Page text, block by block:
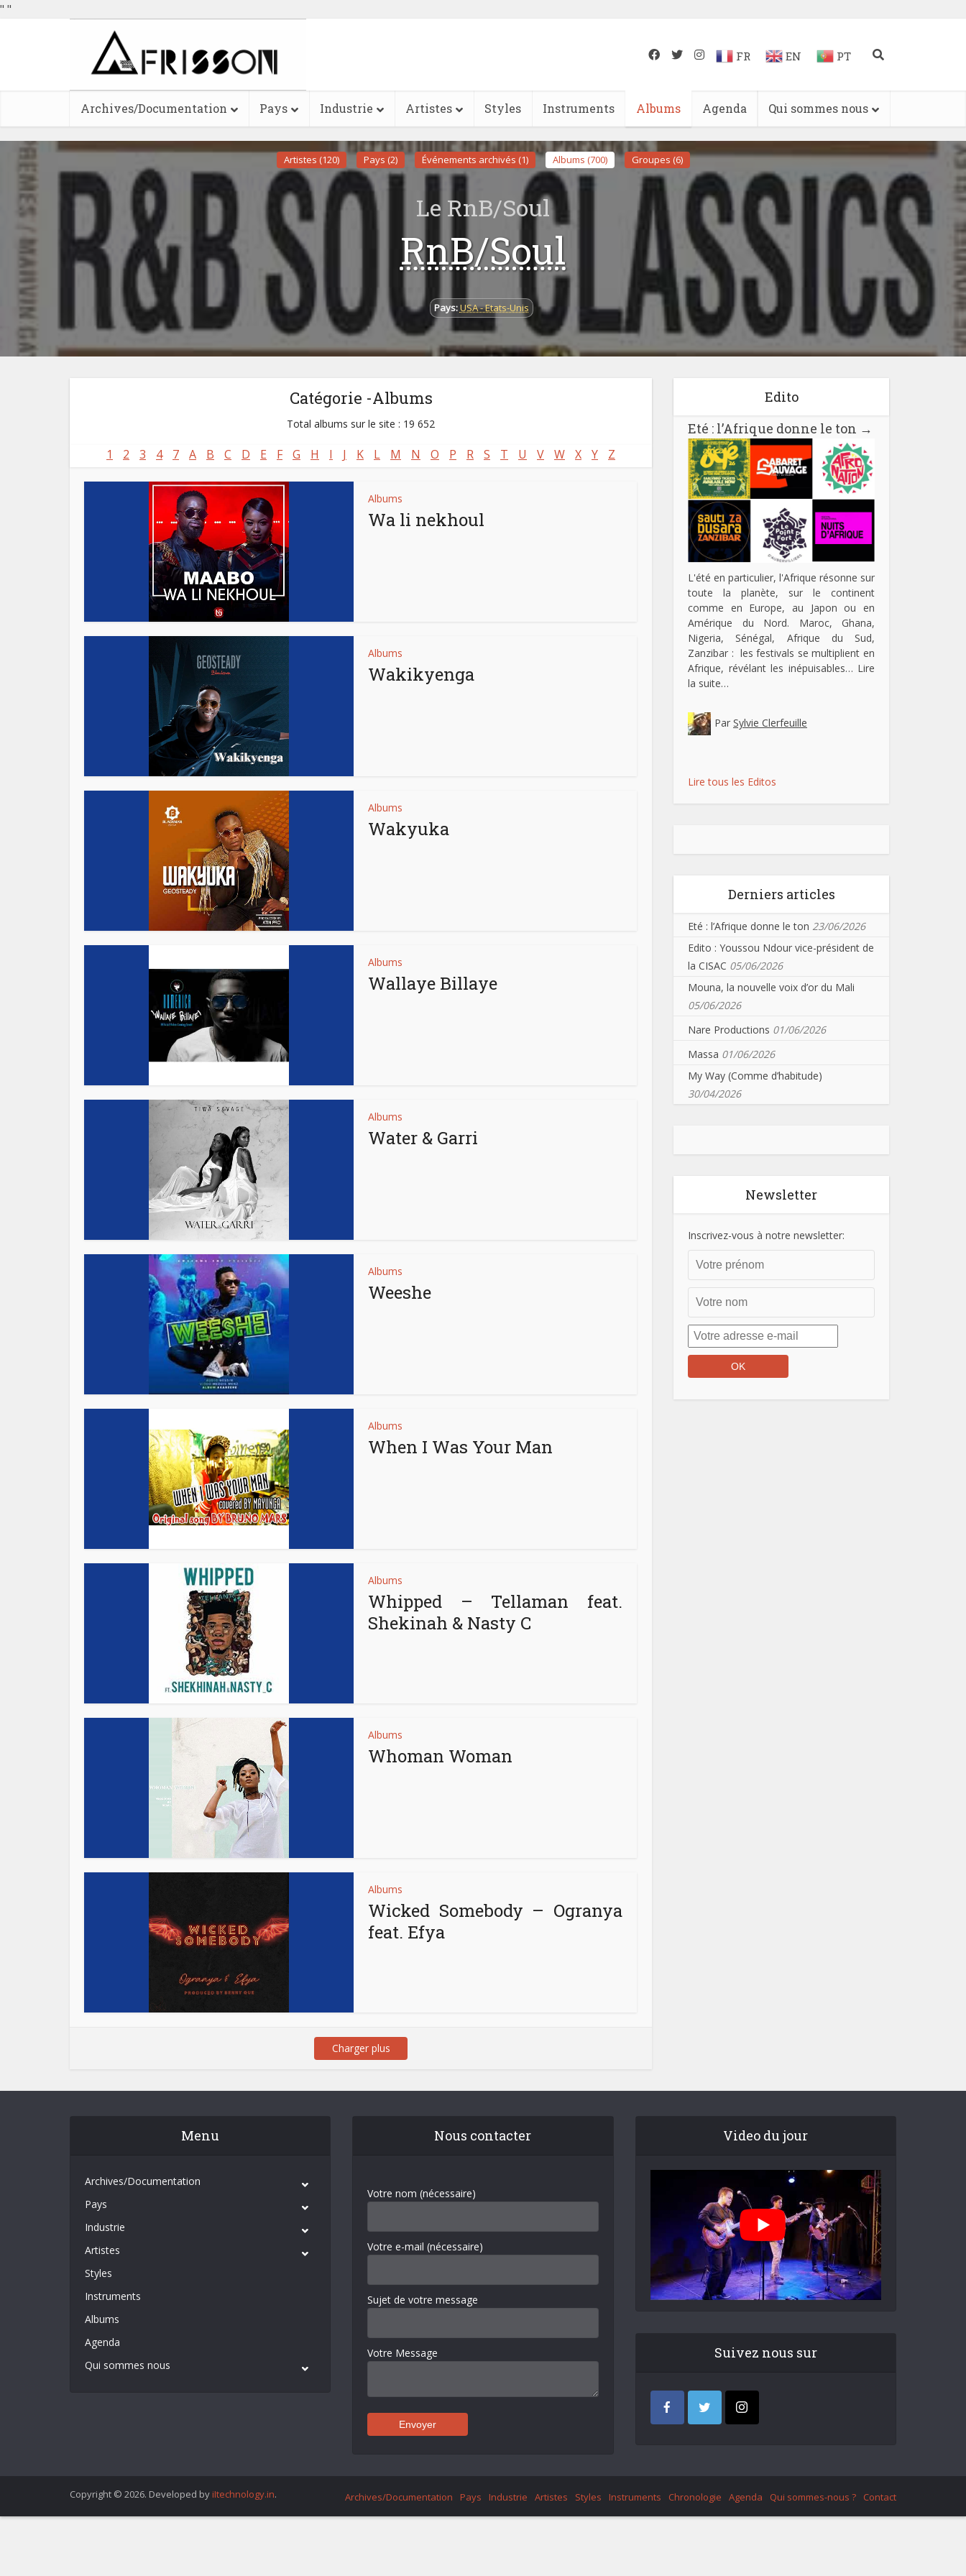
" "
FR EN PT
Archives/Documentation Pays Industrie Artistes Styles Instruments Albums Agenda Qui sommes nous
Artistes (120) Pays (2) Événements archivés (1) Albums (700) Groupes (6)
Le RnB/Soul
RnB/Soul
Pays:USA - Etats-Unis
Catégorie -Albums
Total albums sur le site : 19 652
1 2 3 4 7 A B C D E F G H I J K L M N O P R S T U V W X Y Z
Albums
Wa li nekhoul
Albums
Wakikyenga
Albums
Wakyuka
Albums
Wallaye Billaye
Albums
Water & Garri
Albums
Weeshe
Albums
When I Was Your Man
Albums
Whipped – Tellaman feat.
Shekinah & Nasty C
Albums
Whoman Woman
Albums
Wicked Somebody – Ogranya
feat. Efya
Charger plus
Edito
Eté : l’Afrique donne le ton →
L'été en particulier, l'Afrique résonne sur
toute la planète, sur le continent
comme en Europe, au Japon ou en
Amérique du Nord. Maroc, Ghana,
Nigeria, Sénégal, Afrique du Sud,
Zanzibar : les festivals se multiplient en
Afrique, révélant les inépuisables… Lire
la suite…
Par Sylvie Clerfeuille
Lire tous les Editos
Derniers articles
Eté : l’Afrique donne le ton 23/06/2026
Edito : Youssou Ndour vice-président de
la CISAC 05/06/2026
Mouna, la nouvelle voix d’or du Mali
05/06/2026
Nare Productions 01/06/2026
Massa 01/06/2026
My Way (Comme d’habitude)
30/04/2026
Newsletter
Inscrivez-vous à notre newsletter:
Menu
Archives/Documentation
Pays
Industrie
Artistes
Styles
Instruments
Albums
Agenda
Qui sommes nous
Nous contacter
Votre nom (nécessaire)
Votre e-mail (nécessaire)
Sujet de votre message
Votre Message
Video du jour
Suivez nous sur
Copyright © 2026. Developed by iItechnology.in. Archives/Documentation Pays Industrie Artistes Styles Instruments Chronologie Agenda Qui sommes-nous ? Contact